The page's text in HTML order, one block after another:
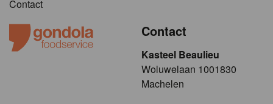
Contact
Contact
Kasteel Beaulieu
​​​Woluwelaan 1001830
Machelen